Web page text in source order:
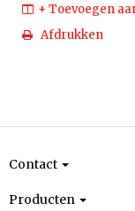
+ Toevoegen
Afdrukken
Contact
Producten